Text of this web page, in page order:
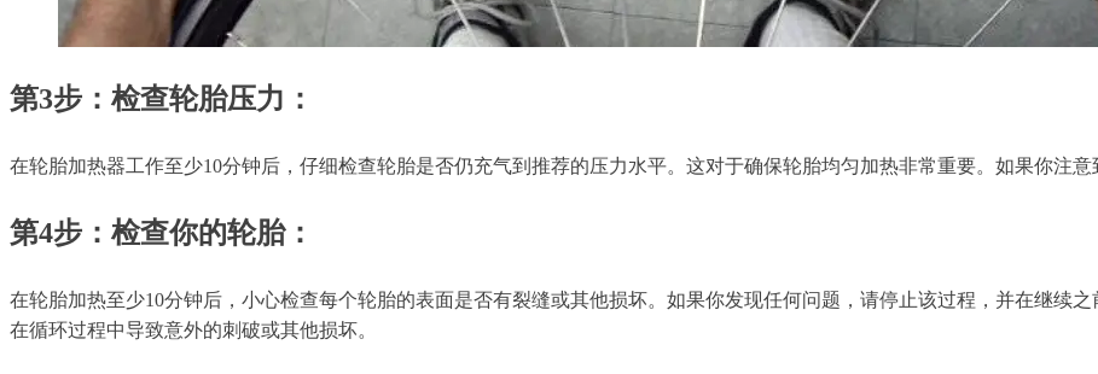
第3步：检查轮胎压力：
在轮胎加热器工作至少10分钟后，仔细检查轮胎是否仍充气到推荐的压力水平。这对于确保轮胎均匀加热非常重要。如果你注
第4步：检查你的轮胎：
在轮胎加热至少10分钟后，小心检查每个轮胎的表面是否有裂缝或其他损坏。如果你发现任何问题，请停止该过程，并在继续
在循环过程中导致意外的刺破或其他损坏。